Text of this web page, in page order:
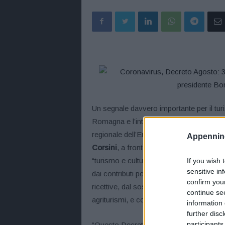
If you wish
sensitive
confirm
continue
information
further
Un segnale davvero importante per il
Romagna e l’intero Paese”. Parole di
regionale dell’Emilia-Romagna,Stefano
Corsini, a fronte del
“turismo e cultura”; nel
pacchetto
dai contributi per le attività commerciali
ricettive, dal sostegno ai lavoratori
agriturismi, e così via.